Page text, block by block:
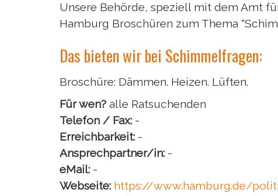
Unsere Behörde, speziell mit dem Amt
Hamburg Broschüren zum Thema
Das bieten wir bei Schimmelfragen:
Broschüre: Dämmen. Heizen. Lüften.
Für wen? alle Ratsuchenden
Telefon / Fax: -
Erreichbarkeit: -
Ansprechpartner/in: -
eMail: -
Webseite: https://www.hamburg.de/